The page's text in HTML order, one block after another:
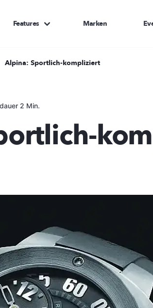
Features Marken
Alpina: Sportlich-kompliziert
2 Min.